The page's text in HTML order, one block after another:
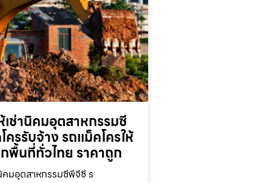
เช่านิคมอุตสาหกรรมซี
รรับจ้าง รถแม็คโครให้
พื้นที่ทั่วไทย ราคาถูก
คมอุตสาหกรรมซีพีจีซี ร